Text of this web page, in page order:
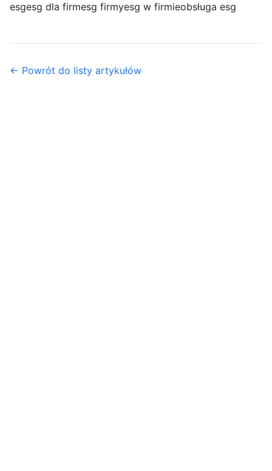
esgesg dla firmesg firmyesg w firmieobsługa esg
← Powrót do listy artykułów